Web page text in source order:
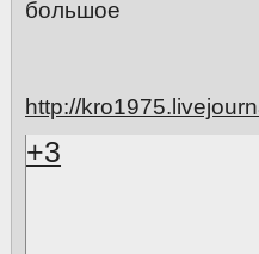
большое
http://
+3